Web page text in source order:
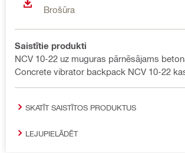
Brošūra
Saistītie produkti
NCV 10-22 uz muguras pārnēsājams
Concrete vibrator backpack NCV 10-22
SKATĪT SAISTĪTOS PRODUKTUS
LEJUPIELĀDĒT